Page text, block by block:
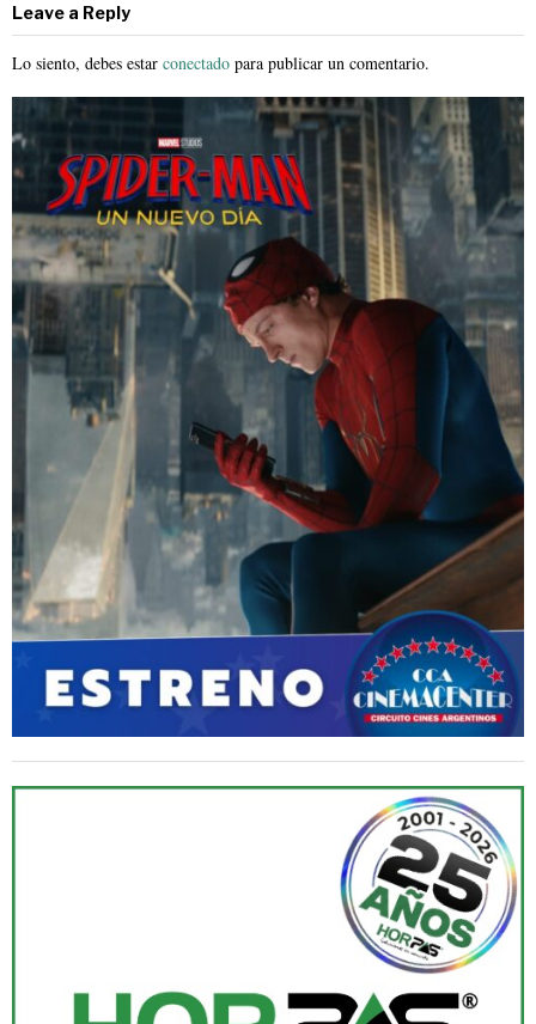
Leave a Reply
Lo siento, debes estar conectado para publicar un comentario.